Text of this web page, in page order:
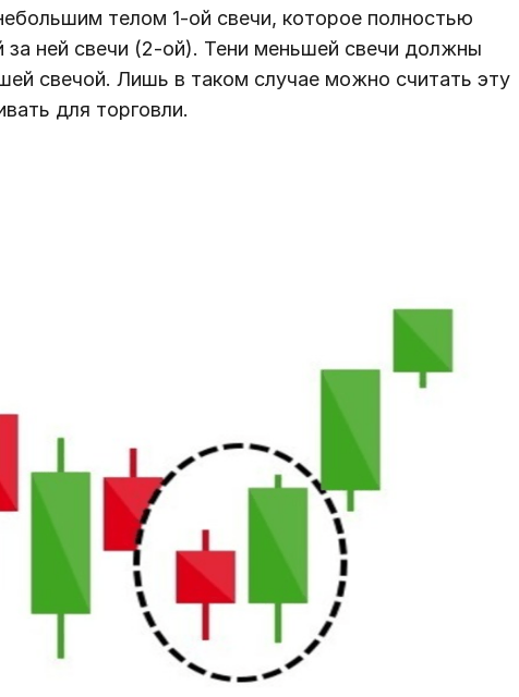
телом 1-ой свечи, которое полностью
ней свечи (2-ой). Тени меньшей свечи должны
свечой. Лишь в таком случае можно считать эту
для торговли.